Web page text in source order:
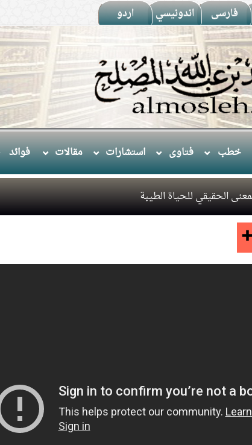
فارسى اندونيسي اردو
خطب فتاوى استشارات مقالات فوائد